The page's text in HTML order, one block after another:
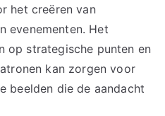
het creëren van
evenementen. Het
op strategische punten en
kan zorgen voor
beelden die de aandacht